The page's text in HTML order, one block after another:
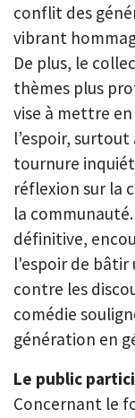
conflit des
vibrant
De plus, le
thèmes plus
vise à mettre
l’espoir,
tournure
réflexion sur la
la
définitive,
l'espoir de
contre les
comédie
génération en
Le public
Concernant le